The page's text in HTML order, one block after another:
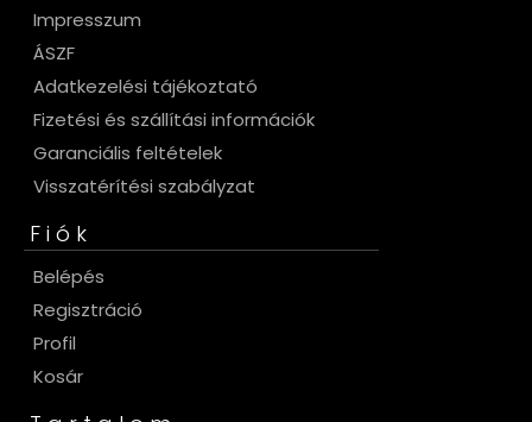
Impresszum
ÁSZF
Adatkezelési tájékoztató
Fizetési és szállítási információk
Garanciális feltételek
Visszatérítési szabályzat
Fiók
Belépés
Regisztráció
Profil
Kosár